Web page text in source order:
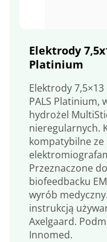
Elektrody
Platinium
Elektrody
PALS Platinium,
hydrożel
nieregularnych.
kompatybilne
Przeznaczone
biofeedbacku
wyrób
instrukcją
Axelgaard.
Innomed.